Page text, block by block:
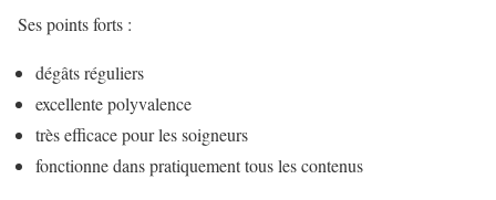
Ses points forts :
dégâts réguliers
excellente polyvalence
très efficace pour les soigneurs
fonctionne dans pratiquement tous les contenus